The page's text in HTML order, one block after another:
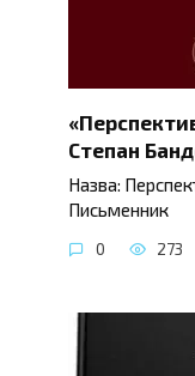
Степан
Назва:
Письменник
0 273